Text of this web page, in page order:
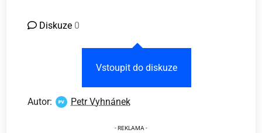
Diskuze 0
Vstoupit do diskuze
Autor: Petr Vyhnánek